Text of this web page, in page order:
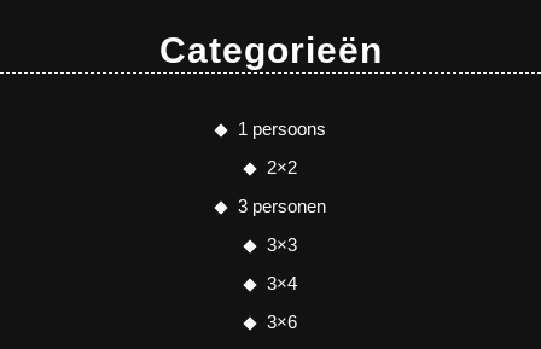
Categorieën
1 persoons
2×2
3 personen
3×3
3×4
3×6